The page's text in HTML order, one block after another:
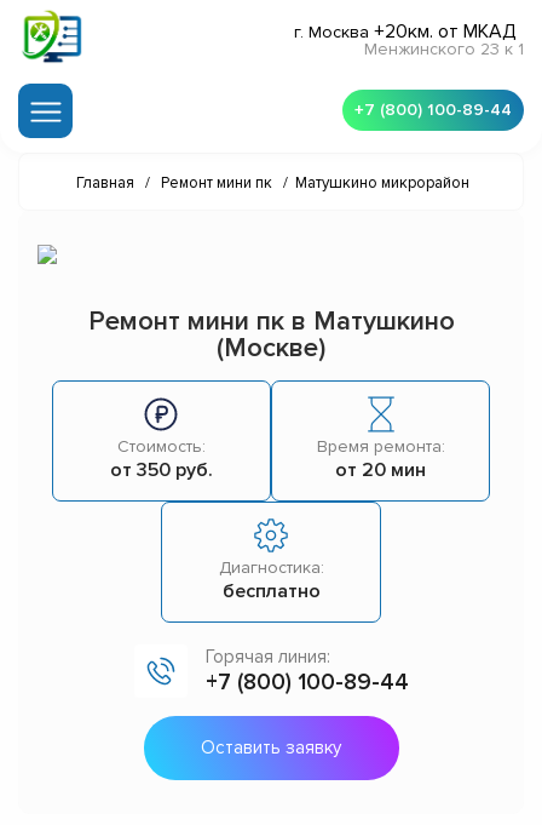
г. Москва +20км. от МКАД
Менжинского 23 к 1
+7 (800) 100-89-44
Главная / Ремонт мини пк / Матушкино микрорайон
Ремонт мини пк в Матушкино
(Москве)
Стоимость:
от 350 руб.
Время ремонта:
от 20 мин
Диагностика:
бесплатно
Горячая линия:
+7 (800) 100-89-44
Оставить заявку